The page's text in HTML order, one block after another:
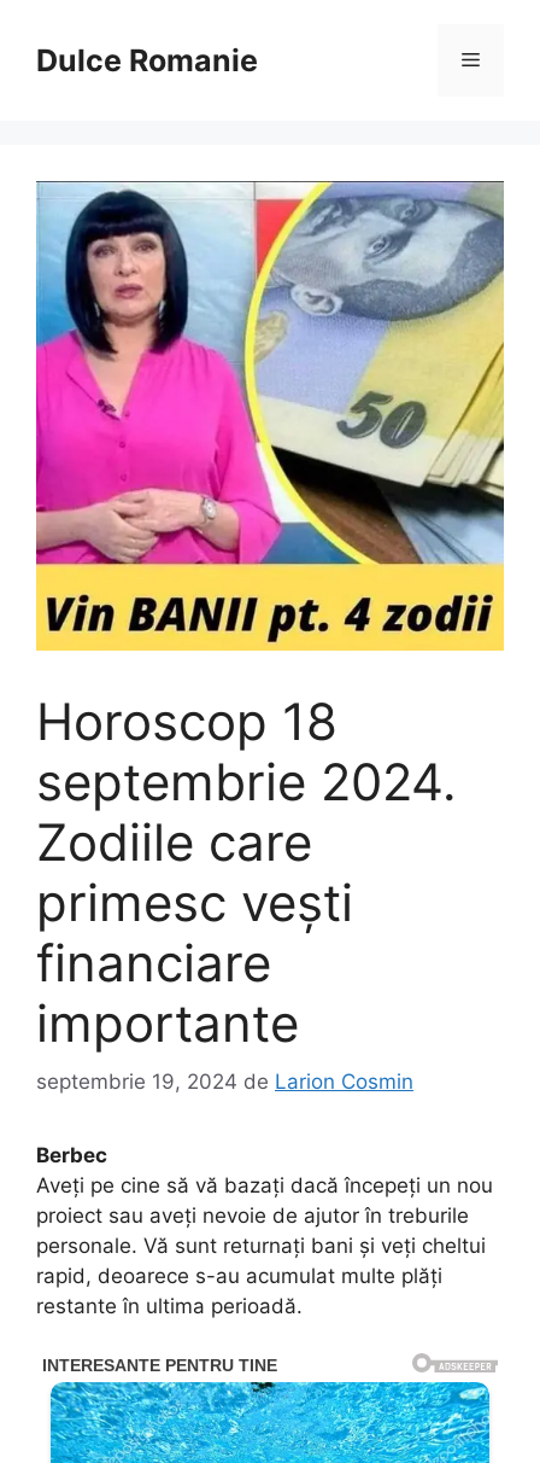
conținutDulce Romanie Meniu
Horoscop 18
septembrie 2024.
Zodiile care
primesc vești
financiare
importante
septembrie 19, 2024 de Larion Cosmin
Berbec
Aveți pe cine să vă bazați dacă începeți un nou
proiect sau aveți nevoie de ajutor în treburile
personale. Vă sunt returnați bani și veți cheltui
rapid, deoarece s-au acumulat multe plăți
restante în ultima perioadă.